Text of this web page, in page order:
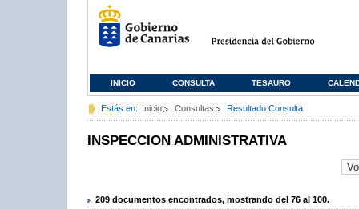
INICIO CONSULTA TESAURO
Estás en: Inicio Consultas Resultado Consulta
INSPECCION ADMINISTRATIVA
209 documentos encontrados, mostrando del 76 al 100.